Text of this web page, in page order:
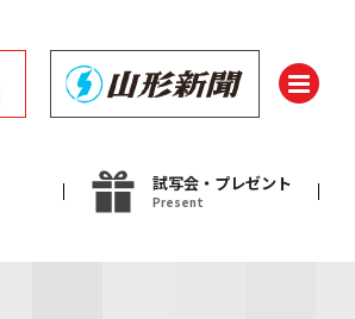
試写会・プレゼント
Present